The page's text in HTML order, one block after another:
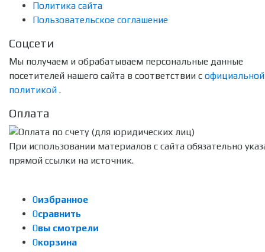
Политика сайта
Пользовательское соглашение
Соцсети
Мы получаем и обрабатываем персональные данные
посетителей нашего сайта в соответствии с официальной
политикой .
Оплата
При использовании материалов с сайта обязательно
прямой ссылки на источник.
0избранное
0сравнить
0вы смотрели
0корзина